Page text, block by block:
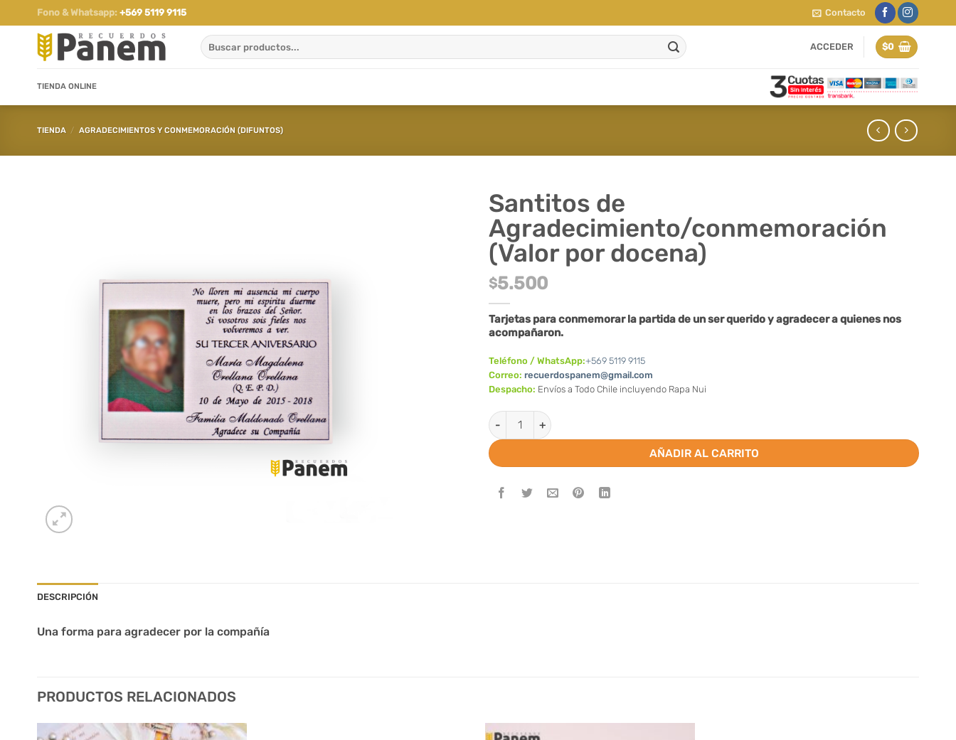
al
contenido
Fono & Whatsapp: +569 5119 9115 Contacto
Buscar
por:
ACCEDER $0
TIENDA ONLINE
TIENDA / AGRADECIMIENTOS Y CONMEMORACIÓN (DIFUNTOS)
Santitos de
Agradecimiento/conmemoración
(Valor por docena)
$5.500
Tarjetas para conmemorar la partida de un ser querido y agradecer a quienes nos
acompañaron.
Teléfono / WhatsApp:+569 5119 9115
Correo: recuerdospanem@gmail.com
Despacho: Envíos a Todo Chile incluyendo Rapa Nui
Santitos de Agradecimiento/conmemoración (Valor por docena) cantidad
AÑADIR AL CARRITO
DESCRIPCIÓN
Una forma para agradecer por la compañía
PRODUCTOS RELACIONADOS